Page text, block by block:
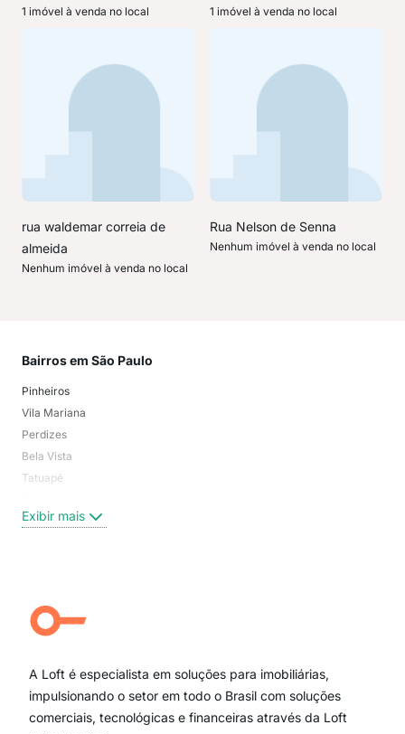
1 imóvel à venda no local 1 imóvel à venda no local
rua waldemar correia de
almeida
Nenhum imóvel à venda no local
Rua Nelson de Senna
Nenhum imóvel à venda no local
Bairros em São Paulo
Pinheiros
Vila Mariana
Perdizes
Bela Vista
Tatuapé
Centro
Campo Belo
Ipiranga
Paraíso
Itaim Bibi
Exibir mais
A Loft é especialista em soluções para imobiliárias,
impulsionando o setor em todo o Brasil com soluções
comerciais, tecnológicas e financeiras através da Loft